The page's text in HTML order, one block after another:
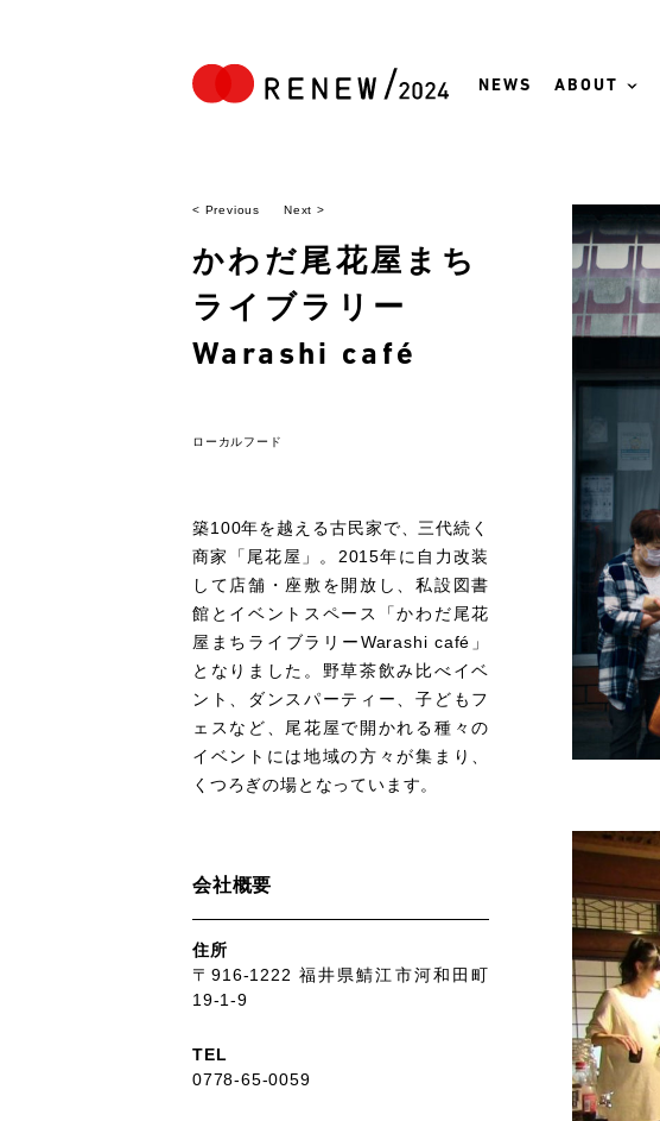
NEWS ABOUT
< Previous Next >
かわだ尾花屋まち
ライブラリー
Warashi café
ローカルフード
築100年を越える古民家で、三代続く
商家「尾花屋」。2015年に自力改装
して店舗・座敷を開放し、私設図書
館とイベントスペース「かわだ尾花
屋まちライブラリーWarashi café」
となりました。野草茶飲み比べイベ
ント、ダンスパーティー、子どもフ
ェスなど、尾花屋で開かれる種々の
イベントには地域の方々が集まり、
くつろぎの場となっています。
会社概要
住所
〒916-1222 福井県鯖江市河和田町
19-1-9
TEL
0778-65-0059